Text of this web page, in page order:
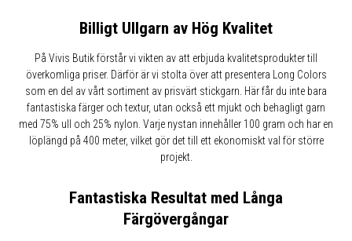
Billigt Ullgarn av Hög Kvalitet
På Vivis Butik förstår vi vikten av att erbjuda kvalitetsprodukter till
överkomliga priser. Därför är vi stolta över att presentera Long Colors
som en del av vårt sortiment av prisvärt stickgarn. Här får du inte bara
fantastiska färger och textur, utan också ett mjukt och behagligt garn
med 75% ull och 25% nylon. Varje nystan innehåller 100 gram och har en
löplängd på 400 meter, vilket gör det till ett ekonomiskt val för större
projekt.
Fantastiska Resultat med Långa
Färgövergångar